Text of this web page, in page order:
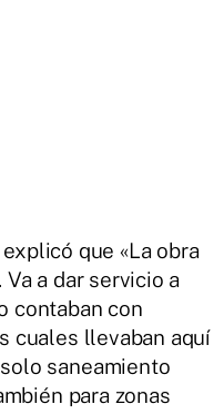
que «La obra
a dar servicio a
contaban con
cuales llevaban aquí
saneamiento
para zonas